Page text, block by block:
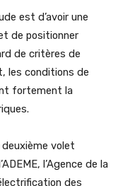
est d’avoir une
de positionner
de critères de
les conditions de
fortement la
volet
l’Agence de la
des